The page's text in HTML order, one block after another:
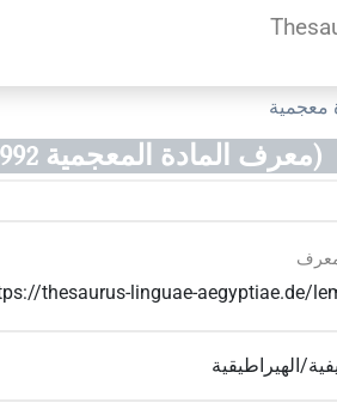
معجمية
(معرف المادة المعجمية 851992)
thesaurus-linguae-aegyptiae.de/
الهيراطيقية